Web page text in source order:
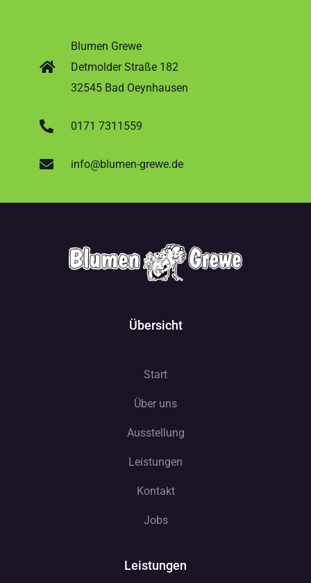
Blumen Grewe
Detmolder Straße 182
32545 Bad Oeynhausen
0171 7311559
info@blumen-grewe.de
Übersicht
Start
Über uns
Ausstellung
Leistungen
Kontakt
Jobs
Leistungen